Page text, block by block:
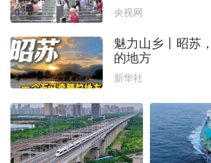
央视网
魅力山乡丨昭苏
的地方
新华社